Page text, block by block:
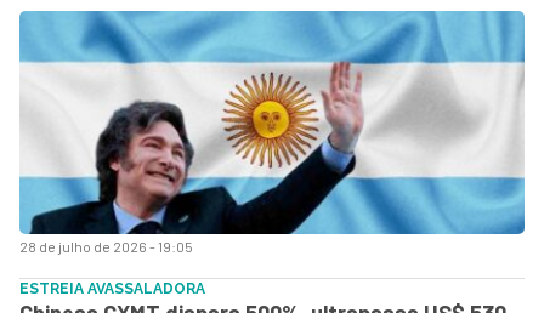
28 de julho de 2026 - 19:05
ESTREIA AVASSALADORA